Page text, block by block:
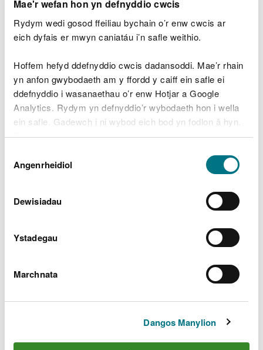
Mae'r wefan hon yn defnyddio cwcis
Rydym wedi gosod ffeiliau bychain o’r enw cwcis ar
eich dyfais er mwyn caniatáu i’n safle weithio.
Hoffem hefyd ddefnyddio cwcis dadansoddi. Mae’r rhain
yn anfon gwybodaeth am y ffordd y caiff ein safle ei
ddefnyddio i wasanaethau o’r enw Hotjar a Google
Analytics. Rydym yn defnyddio’r wybodaeth hon i wella
ein safle. Gadewch i ni wybod eich bod yn fodlon â hyn.
Byddwn yn defnyddio cwci i gadw eich dewis.
Gellirdarllen mwy am ein cwcis cyn i chi ddewis.
Caniatâd
Angenrheidiol
Dewisiadau
Ystadegau
Marchnata
Dangos Manylion
Coedwig Margam er mwyn osgoi'r effeithiau ar
Fioamrywiaeth a photensial y goedwig i
Cynnal cynhyrchiad sefydlog o bren i gyflenwi
Sector Prosesu Coedwigoedd a Phren Cymru.
Cynnal gorchudd y goedwig ledled yr uned rheoli
coedwigoedd at ddibenion dal a storio carbon.
Cynnal a gwella'r defnydd hamdden a wneir o'r
coetir a'r ddarpariaeth o fynediad drwyddo.
Bydd nodweddion treftadol a diwylliannol yn
cael eu nodi er mwyn osgoi difrod.
Rhaid cynnal gorchudd y coetir yn ddigonol at
ddibenion rheoli llifogydd naturiol er mwyn
Buddsoddi mewn Rheoli Adnoddau Dŵr Naturiol
yn torri trwy'r A48 a'r 320 o dai a nodwyd yn y
Cynllunio maint ac amseru llennyrch cwympo ac